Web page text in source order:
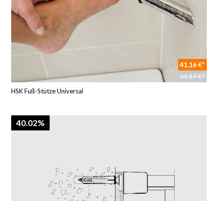
41,16 €*
54,87 €*
HSK Fuß-Stütze Universal
40.02%